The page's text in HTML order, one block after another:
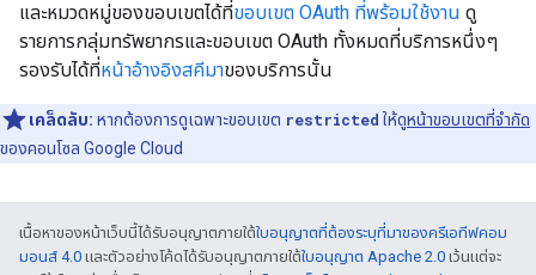
และหมวดหมู่ของขอบเขตได้ที่ขอบเขต OAuth ที่พร้อมใช้งาน ดู
รายการกลุ่มทรัพยากรและขอบเขต OAuth ทั้งหมดที่บริการหนึ่งๆ
รองรับได้ที่หน้าอ้างอิงสคีมาของบริการนั้น
เคล็ดลับ: หากต้องการดูเฉพาะขอบเขต restricted ให้ดูหน้าขอบเขตที่จํากัด
ของคอนโซล Google Cloud
เนื้อหาของหน้าเว็บนี้ได้รับอนุญาตภายใต้ใบอนุญาตที่ต้องระบุที่มาของครีเอทีฟคอม
มอนส์ 4.0 และตัวอย่างโค้ดได้รับอนุญาตภายใต้ใบอนุญาต Apache 2.0 เว้นแต่จะ